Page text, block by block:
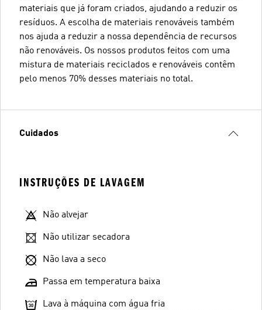
materiais que já foram criados, ajudando a reduzir os
resíduos. A escolha de materiais renováveis também
nos ajuda a reduzir a nossa dependência de recursos
não renováveis. Os nossos produtos feitos com uma
mistura de materiais reciclados e renováveis contêm
pelo menos 70% desses materiais no total.
Cuidados
INSTRUÇÕES DE LAVAGEM
Não alvejar
Não utilizar secadora
Não lava a seco
Passa em temperatura baixa
Lava à máquina com água fria